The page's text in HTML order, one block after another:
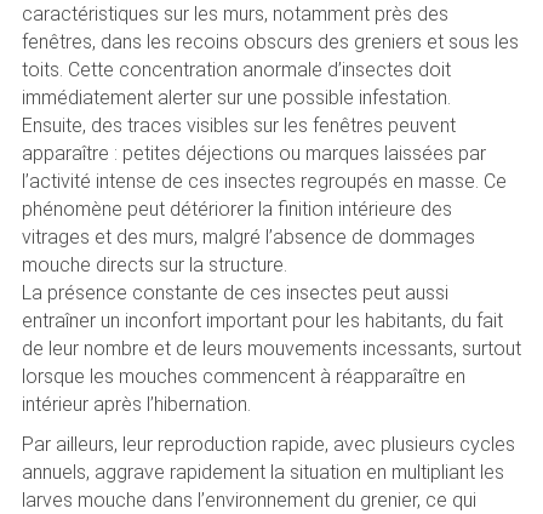
caractéristiques sur les murs, notamment près des
fenêtres, dans les recoins obscurs des greniers et sous les
toits. Cette concentration anormale d’insectes doit
immédiatement alerter sur une possible infestation.
Ensuite, des traces visibles sur les fenêtres peuvent
apparaître : petites déjections ou marques laissées par
l’activité intense de ces insectes regroupés en masse. Ce
phénomène peut détériorer la finition intérieure des
vitrages et des murs, malgré l’absence de dommages
mouche directs sur la structure.
La présence constante de ces insectes peut aussi
entraîner un inconfort important pour les habitants, du fait
de leur nombre et de leurs mouvements incessants, surtout
lorsque les mouches commencent à réapparaître en
intérieur après l’hibernation.
Par ailleurs, leur reproduction rapide, avec plusieurs cycles
annuels, aggrave rapidement la situation en multipliant les
larves mouche dans l’environnement du grenier, ce qui